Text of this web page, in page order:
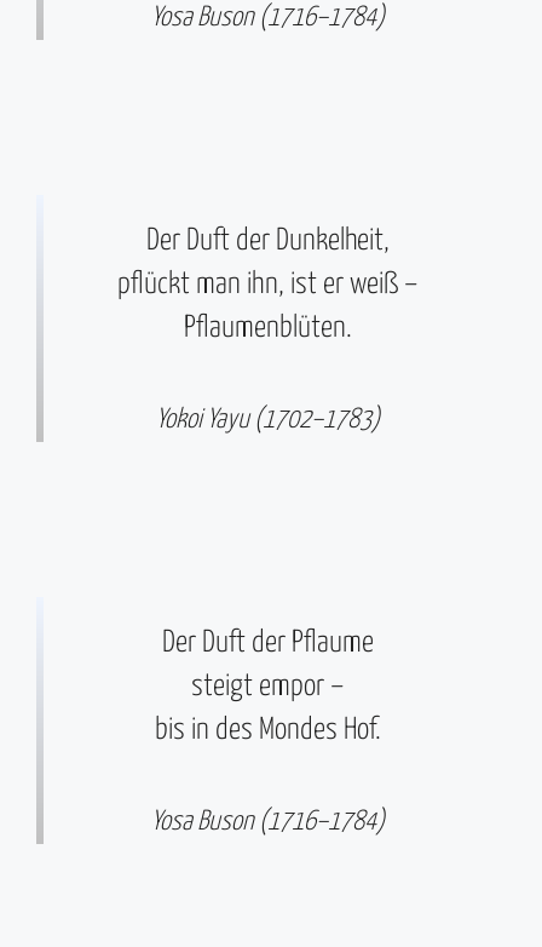
Yosa Buson (1716–1784)
Der Duft der Dunkelheit,
pflückt man ihn, ist er weiß –
Pflaumenblüten.
Yokoi Yayu (1702–1783)
Der Duft der Pflaume
steigt empor –
bis in des Mondes Hof.
Yosa Buson (1716–1784)